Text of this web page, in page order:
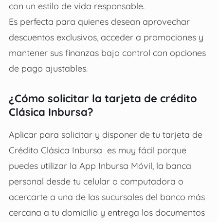
con un estilo de vida responsable.
Es perfecta para quienes desean aprovechar
descuentos exclusivos, acceder a promociones y
mantener sus finanzas bajo control con opciones
de pago ajustables.
¿Cómo solicitar la tarjeta de crédito
Clásica Inbursa?
Aplicar para solicitar y disponer de tu tarjeta de
Crédito Clásica Inbursa es muy fácil porque
puedes utilizar la App Inbursa Móvil, la banca
personal desde tu celular o computadora o
acercarte a una de las sucursales del banco más
cercana a tu domicilio y entrega los documentos